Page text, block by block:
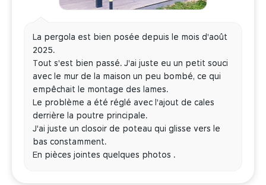
La pergola est bien posée depuis le mois d'août
2025.
Tout s'est bien passé. J'ai juste eu un petit souci
avec le mur de la maison un peu bombé, ce qui
empêchait le montage des lames.
Le problème a été réglé avec l'ajout de cales
derrière la poutre principale.
J'ai juste un closoir de poteau qui glisse vers le
bas constamment.
En pièces jointes quelques photos .